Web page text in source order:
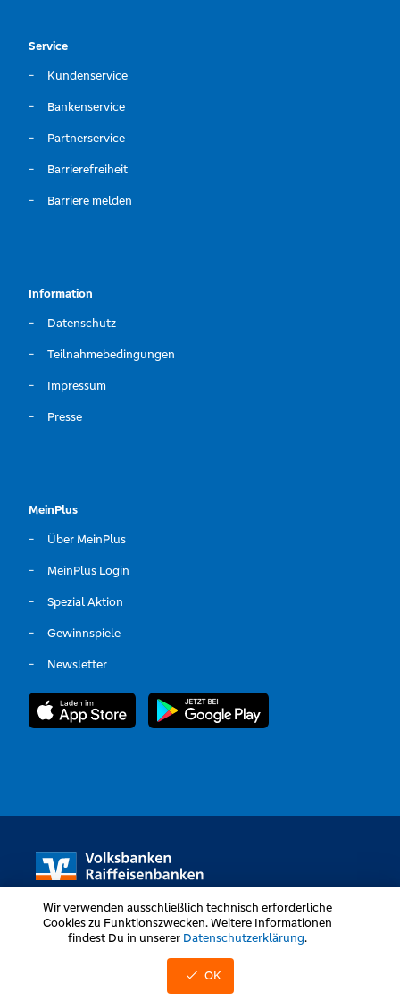
Service
Kundenservice
Bankenservice
Partnerservice
Barrierefreiheit
Barriere melden
Information
Datenschutz
Teilnahmebedingungen
Impressum
Presse
MeinPlus
Über MeinPlus
MeinPlus Login
Spezial Aktion
Gewinnspiele
Newsletter
Volksbanken Raiffeisenbanken © Alle Rechte vorbehalten
Wir verwenden ausschließlich technisch erforderliche
Cookies zu Funktionszwecken. Weitere Informationen
findest Du in unserer Datenschutzerklärung.
OK